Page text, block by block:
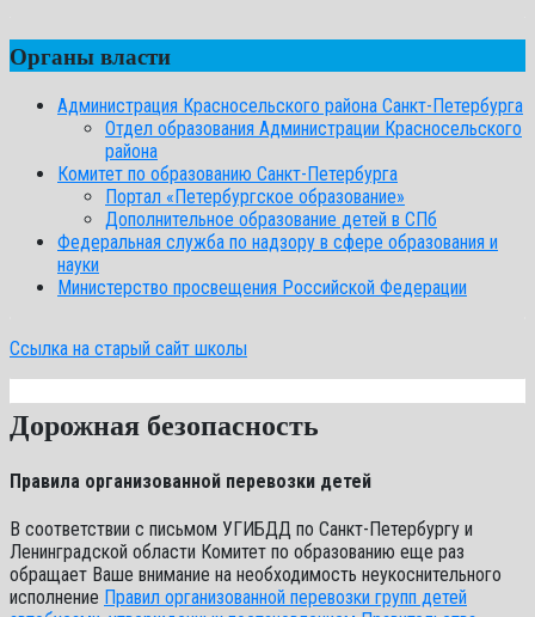
Органы власти
Администрация Красносельского района Санкт-Петербурга
Отдел образования Администрации Красносельского
района
Комитет по образованию Санкт-Петербурга
Портал «Петербургское образование»
Дополнительное образование детей в СПб
Федеральная служба по надзору в сфере образования и
науки
Министерство просвещения Российской Федерации
Ссылка на старый сайт школы
Дорожная безопасность
Правила организованной перевозки детей
В соответствии с письмом УГИБДД по Санкт-Петербургу и
Ленинградской области Комитет по образованию еще раз
обращает Ваше внимание на необходимость неукоснительного
исполнение Правил организованной перевозки групп детей